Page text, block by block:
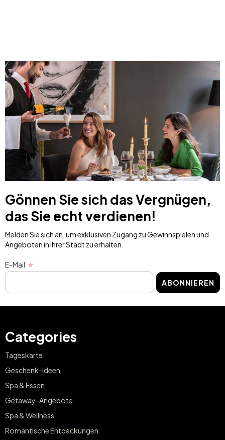
Gönnen Sie sich das Vergnügen,
das Sie echt verdienen!
Melden Sie sich an, um exklusiven Zugang zu Gewinnspielen und
Angeboten in Ihrer Stadt zu erhalten.
E-Mail
ABONNIEREN
Categories
Tageskarte
Geschenk-Ideen
Spa & Essen
Getaway-Angebote
Spa & Wellness
Romantische Entdeckungen